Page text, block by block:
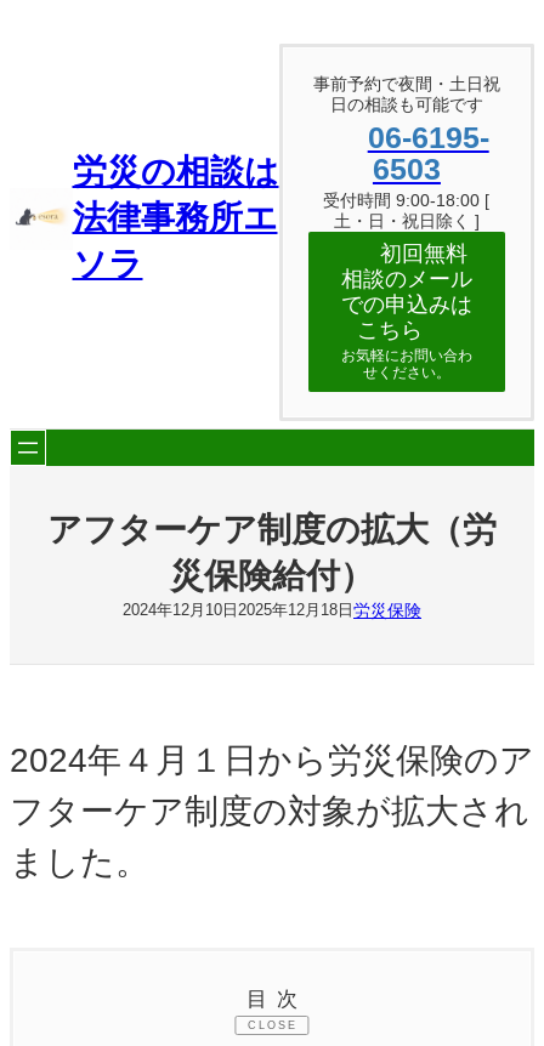
労災の相談は
法律事務所エ
ソラ
事前予約で夜間・土日祝
日の相談も可能です
06-6195-
6503
受付時間 9:00-18:00 [
土・日・祝日除く ]
初回無料
相談のメール
での申込みは
こちら
お気軽にお問い合わ
せください。
アフターケア制度の拡大（労
災保険給付）
2024年12月10日 2025年12月18日 労災保険
2024年４月１日から労災保険のア
フターケア制度の対象が拡大され
ました。
目次
CLOSE